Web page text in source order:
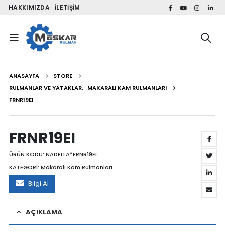
HAKKIMIZDA İLETIŞIM
ANASAYFA
STORE
RULMANLAR VE YATAKLAR, MAKARALI KAM RULMANLARI
FRNR19EI
FRNR19EI
ÜRÜN KODU: NADELLA*FRNR19EI
KATEGORİ: Makaralı Kam Rulmanları
Bilgi Al
AÇIKLAMA